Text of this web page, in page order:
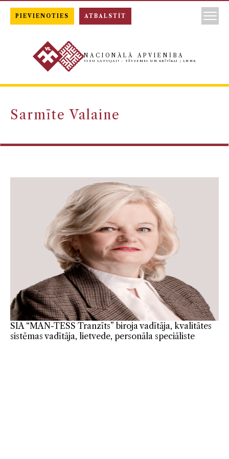
NACIONĀLĀ APVIENĪBA
VISU LATVIJAI! - TĒVZEMEI UN BRĪVĪBAI / LNNK
Sarmīte Valaine
SIA “MAN-TESS Tranzīts” biroja vadītāja, kvalitātes
sistēmas vadītāja, lietvede, personāla speciāliste
PIEVIENOTIES ATBALSTĪT